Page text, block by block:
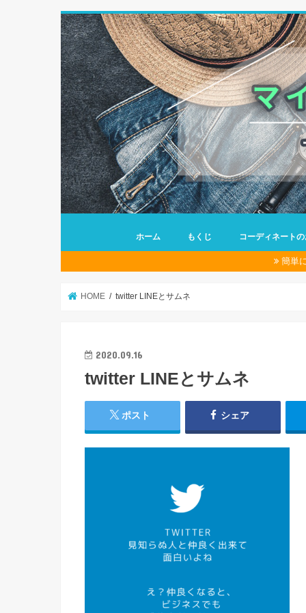
ホーム もくじ コーディネート
簡単
HOME twitter LINEとサムネ
2020.09.16
twitter LINEとサムネ
ポスト シェア